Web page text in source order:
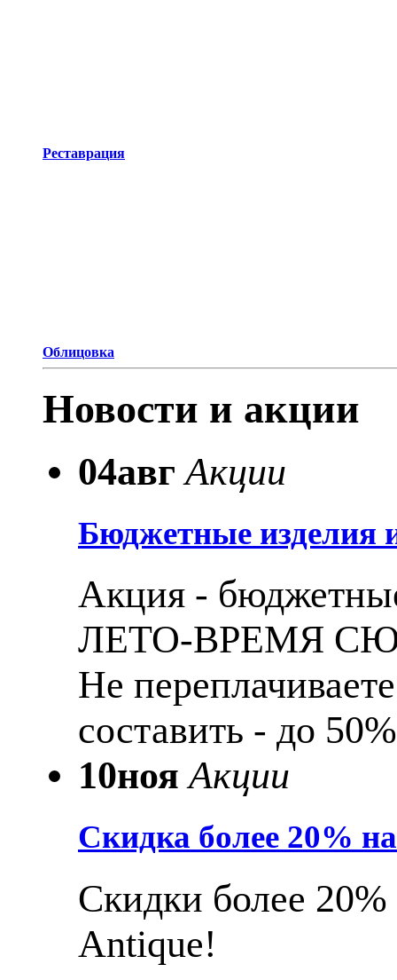
Реставрация
Облицовка
Новости и акции
04авг Акции
Бюджетные изделия
Акция -
ЛЕТО-ВРЕМЯ
Не
составить - до
10ноя Акции
Скидка более 20%
Скидки более
Antique!